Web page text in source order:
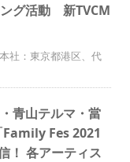
グ活動 新TVCM
社：東京都港区、代
青山テルマ・當
Family Fes 2021
！ 各アーティス